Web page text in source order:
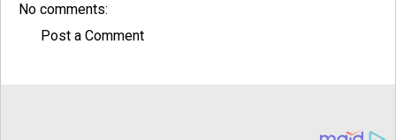
No comments:
Post a Comment